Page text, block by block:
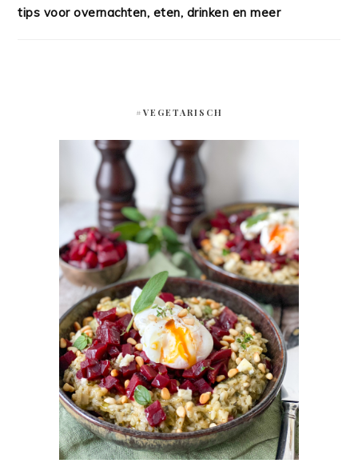
tips voor overnachten, eten, drinken en meer
#VEGETARISCH